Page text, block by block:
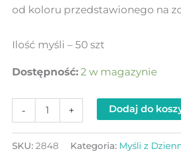
od koloru przedstawionego na
Ilość myśli – 50 szt
Dostępność: 2 w magazynie
- + Dodaj do
SKU: 2848 Kategoria: Myśli z